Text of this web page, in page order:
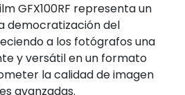
GFX100RF representa un
democratización del
a los fotógrafos una
y versátil en un formato
la calidad de imagen
avanzadas.